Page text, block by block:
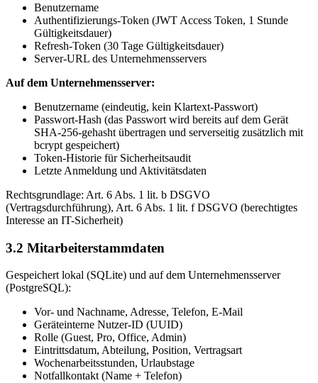
Benutzername
Authentifizierungs-Token (JWT Access Token, 1 Stunde
Gültigkeitsdauer)
Refresh-Token (30 Tage Gültigkeitsdauer)
Server-URL des Unternehmensservers
Auf dem Unternehmensserver:
Benutzername (eindeutig, kein Klartext-Passwort)
Passwort-Hash (das Passwort wird bereits auf dem Gerät
SHA-256-gehasht übertragen und serverseitig zusätzlich mit
bcrypt gespeichert)
Token-Historie für Sicherheitsaudit
Letzte Anmeldung und Aktivitätsdaten
Rechtsgrundlage: Art. 6 Abs. 1 lit. b DSGVO
(Vertragsdurchführung), Art. 6 Abs. 1 lit. f DSGVO (berechtigtes
Interesse an IT-Sicherheit)
3.2 Mitarbeiterstammdaten
Gespeichert lokal (SQLite) und auf dem Unternehmensserver
(PostgreSQL):
Vor- und Nachname, Adresse, Telefon, E-Mail
Geräteinterne Nutzer-ID (UUID)
Rolle (Guest, Pro, Office, Admin)
Eintrittsdatum, Abteilung, Position, Vertragsart
Wochenarbeitsstunden, Urlaubstage
Notfallkontakt (Name + Telefon)